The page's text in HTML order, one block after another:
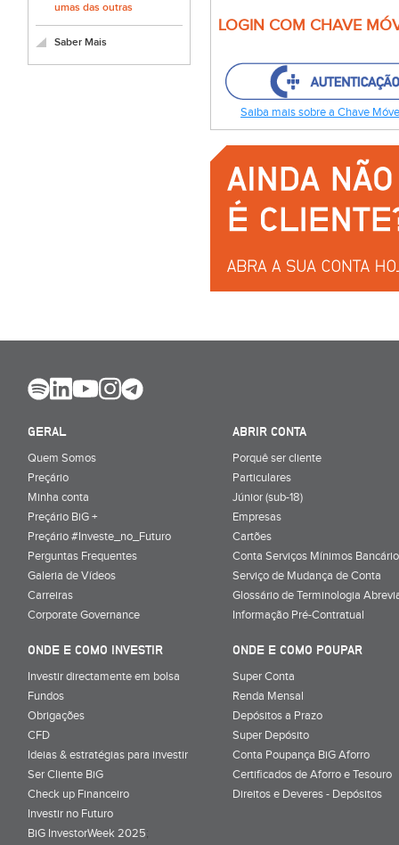
umas das outras
Saber Mais
LOGIN COM CHAVE
Saiba mais sobre a Chave
GERAL
Quem Somos
Preçário
Minha conta
Preçário BiG +
Preçário #Investe_no_Futuro
Perguntas Frequentes
Galeria de Vídeos
Carreiras
Corporate Governance
ABRIR CONTA
Porquê ser cliente
Particulares
Júnior (sub-18)
Empresas
Cartões
Conta Serviços Mínimos
Serviço de Mudança de Conta
Glossário de Terminologia
Informação Pré-Contratual
ONDE E COMO INVESTIR
Investir directamente em bolsa
Fundos
Obrigações
CFD
Ideias & estratégias para investir
Ser Cliente BiG
Check up Financeiro
Investir no Futuro
BiG InvestorWeek 2025;
ONDE E COMO POUPAR
Super Conta
Renda Mensal
Depósitos a Prazo
Super Depósito
Conta Poupança BiG Aforro
Certificados de Aforro e Tesouro
Direitos e Deveres - Depósitos